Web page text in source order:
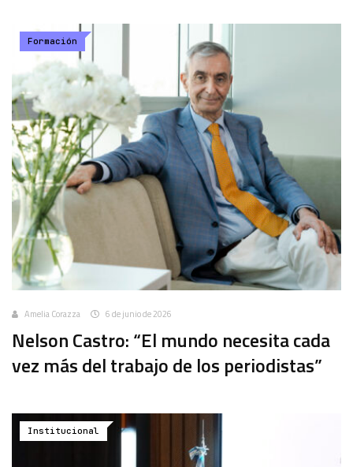
Formación
Amelia Corazza 6 de junio de 2026
Nelson Castro: “El mundo necesita cada
vez más del trabajo de los periodistas”
Institucional